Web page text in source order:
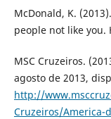
McDonald, K.
people not like you.
MSC Cruzeiros.
agosto de 2013,
http://
Cruzeiros/America-